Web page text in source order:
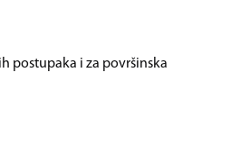
postupaka i za površinska